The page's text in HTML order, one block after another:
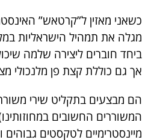
כשאני מאזין ל”קרטאש”
מגלה את תמהיל הישראליות
ביחד חוברים ליצירה שלמה
אך גם כוללת קצת פן מלנכולי
הם מבצעים בתקליט שירי
המשוררים החשובים
מיינסטרימיים לטקסטים גבוהים